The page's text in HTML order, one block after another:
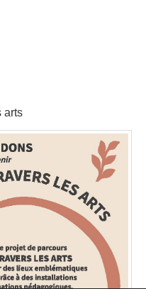
arts